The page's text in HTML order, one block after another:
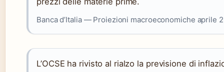
Banca d’Italia — Proiezioni macroeconomiche aprile
L’OCSE ha rivisto al rialzo la previsione di